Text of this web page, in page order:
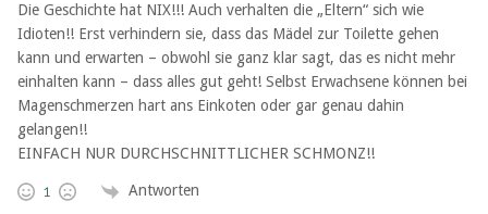
Die Geschichte hat NIX!!! Auch verhalten die „Eltern“ sich wie
Idioten!! Erst verhindern sie, dass das Mädel zur Toilette gehen
kann und erwarten – obwohl sie ganz klar sagt, das es nicht mehr
einhalten kann – dass alles gut geht! Selbst Erwachsene können bei
Magenschmerzen hart ans Einkoten oder gar genau dahin
gelangen!!
EINFACH NUR DURCHSCHNITTLICHER SCHMONZ!!
1 Antworten